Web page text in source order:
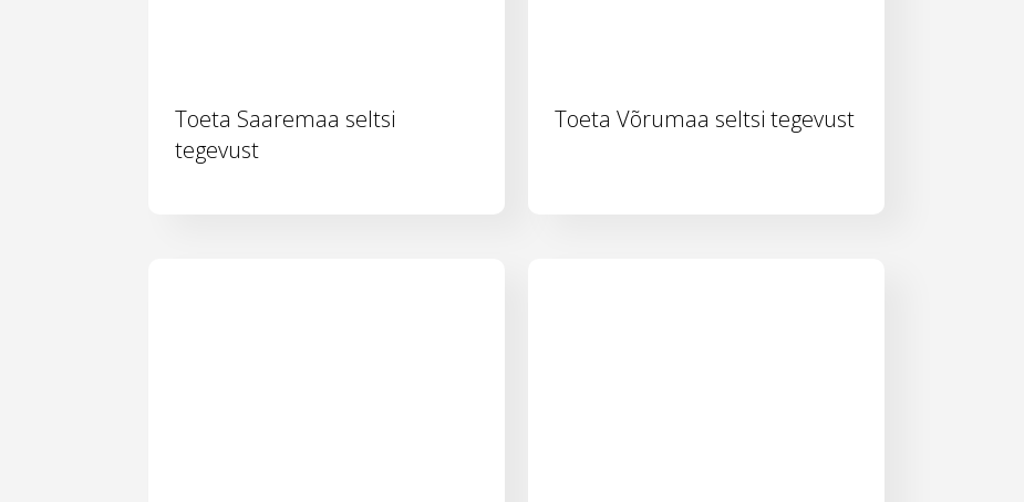
Toeta Saaremaa seltsi
tegevust
Toeta Võrumaa seltsi tegevust